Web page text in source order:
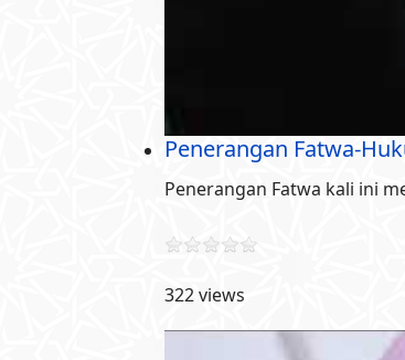
Penerangan Fatwa-
Penerangan Fatwa kali ini
322 views